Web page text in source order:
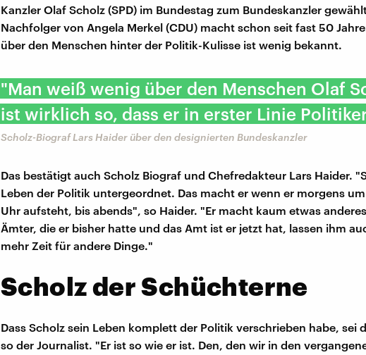
Kanzler Olaf Scholz (SPD) im Bundestag zum Bundeskanzler
Nachfolger von Angela Merkel (CDU) macht schon seit fast 50
über den Menschen hinter der Politik-Kulisse ist wenig bekannt.
"Man weiß wenig über den Menschen Olaf
ist wirklich so, dass er in erster Linie
Scholz-Biograf Lars Haider über den designierten Bundeskanzler
Das bestätigt auch Scholz Biograf und Chefredakteur Lars Haider.
Leben der Politik untergeordnet. Das macht er wenn er morgens
Uhr aufsteht, bis abends", so Haider. "Er macht kaum etwas
Ämter, die er bisher hatte und das Amt ist er jetzt hat, lassen ihm
mehr Zeit für andere Dinge."
Scholz der Schüchterne
Dass Scholz sein Leben komplett der Politik verschrieben habe, sei
so der Journalist. "Er ist so wie er ist. Den, den wir in den